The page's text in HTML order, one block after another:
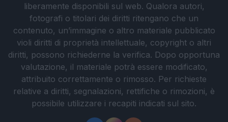
liberamente disponibili sul web. Qualora autori,
fotografi o titolari dei diritti ritengano che un
contenuto, un’immagine o altro materiale pubblicato
violi diritti di proprietà intellettuale, copyright o altri
diritti, possono richiederne la verifica. Dopo opportuna
valutazione, il materiale potrà essere modificato,
attribuito correttamente o rimosso. Per richieste
relative a diritti, segnalazioni, rettifiche o rimozioni, è
possibile utilizzare i recapiti indicati sul sito.